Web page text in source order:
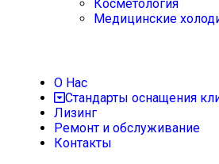
Косметология
Медицинские
О Нас
Стандарты оснащения
Лизинг
Ремонт и обслуживание
Контакты